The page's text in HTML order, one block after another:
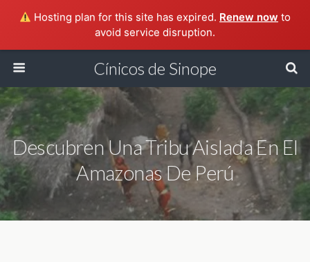
Hosting plan for this site has expired. Renew now to
avoid service disruption.
Cínicos de Sinope
Descubren Una Tribu Aislada En El
Amazonas De Perú